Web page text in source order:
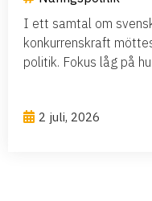
I ett samtal om
konkurrenskraft
politik. Fokus låg på
2 juli, 2026